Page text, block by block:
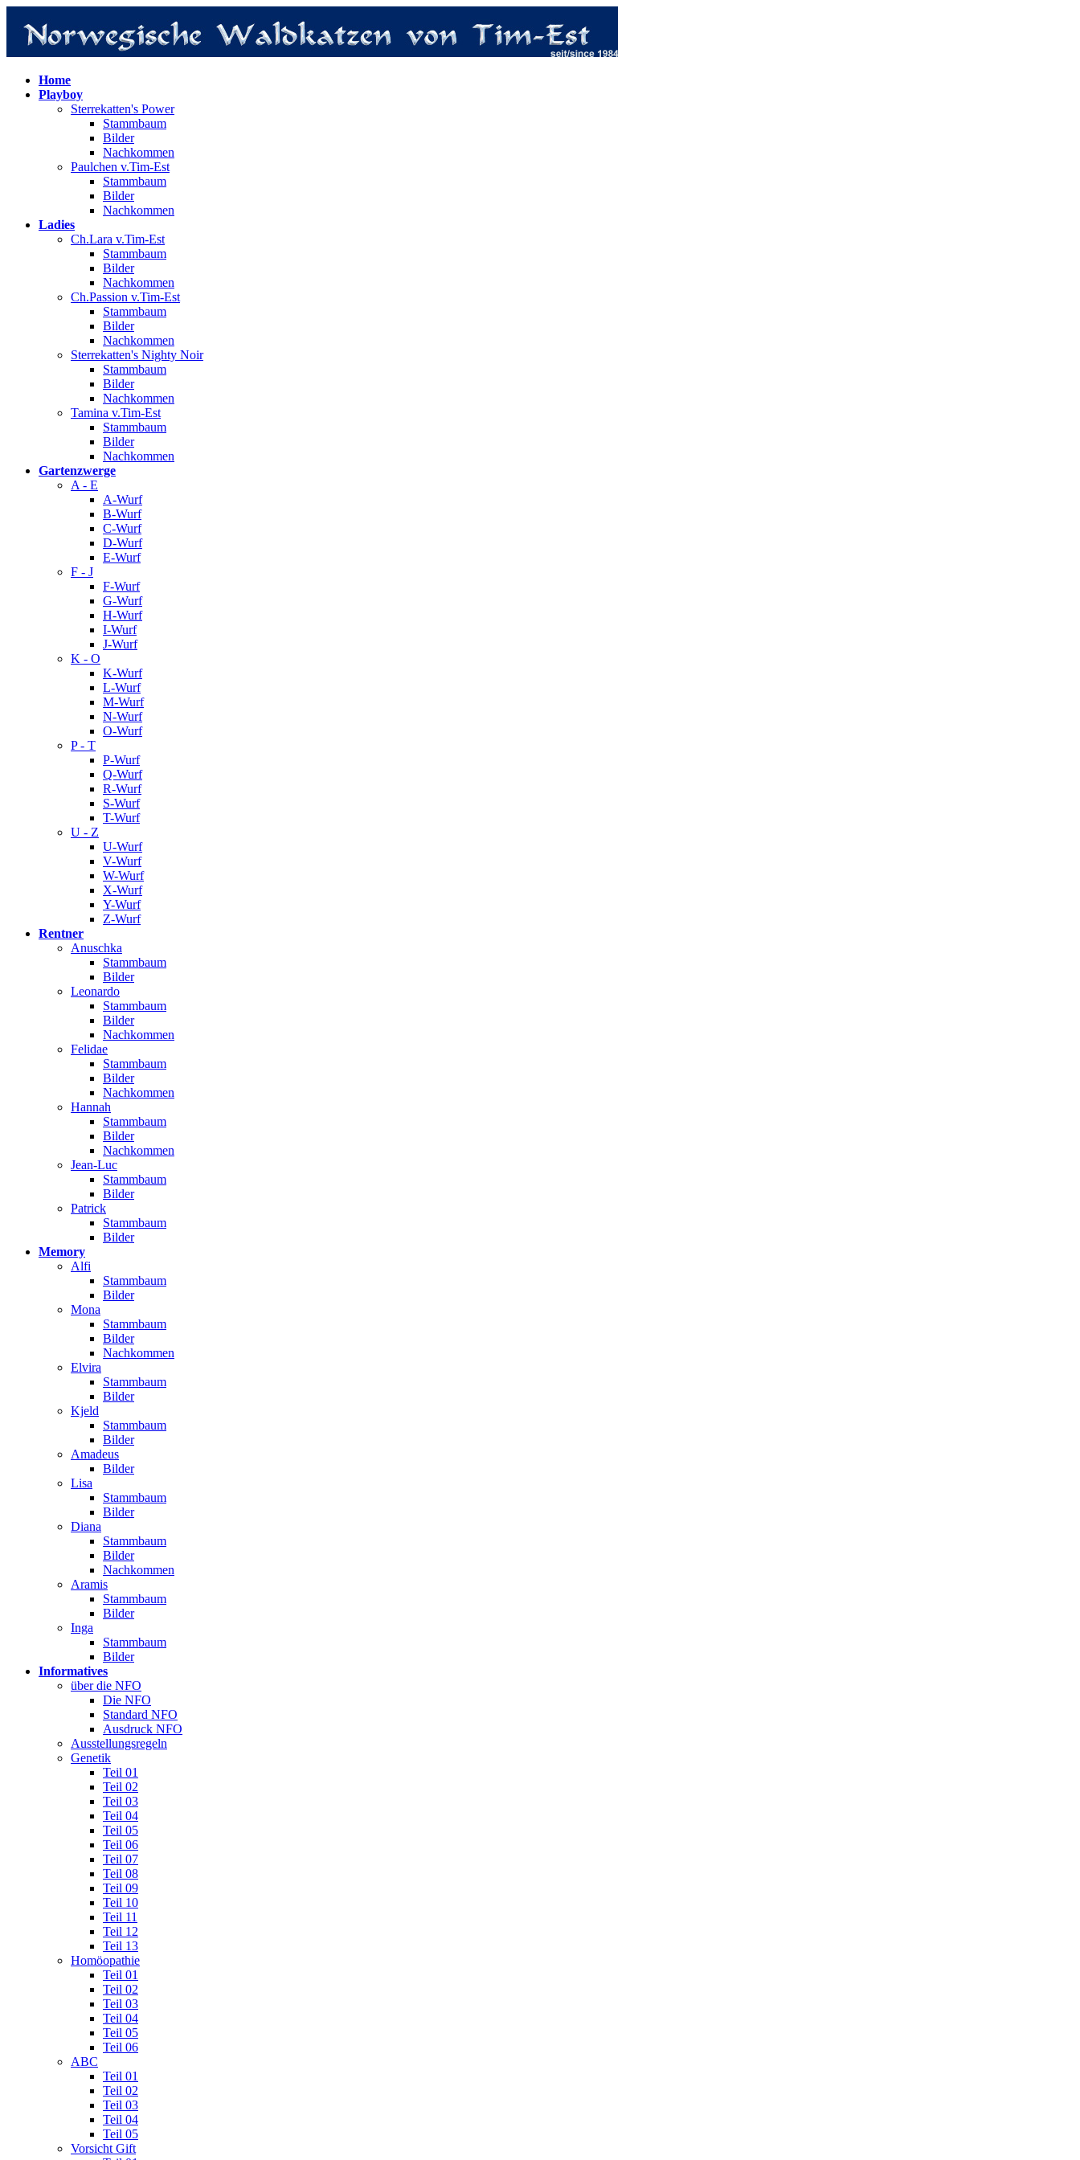
Home
Playboy
Sterrekatten's Power
Stammbaum
Bilder
Nachkommen
Paulchen v.Tim-Est
Stammbaum
Bilder
Nachkommen
Ladies
Ch.Lara v.Tim-Est
Stammbaum
Bilder
Nachkommen
Ch.Passion v.Tim-Est
Stammbaum
Bilder
Nachkommen
Sterrekatten's Nighty Noir
Stammbaum
Bilder
Nachkommen
Tamina v.Tim-Est
Stammbaum
Bilder
Nachkommen
Gartenzwerge
A - E
A-Wurf
B-Wurf
C-Wurf
D-Wurf
E-Wurf
F - J
F-Wurf
G-Wurf
H-Wurf
I-Wurf
J-Wurf
K - O
K-Wurf
L-Wurf
M-Wurf
N-Wurf
O-Wurf
P - T
P-Wurf
Q-Wurf
R-Wurf
S-Wurf
T-Wurf
U - Z
U-Wurf
V-Wurf
W-Wurf
X-Wurf
Y-Wurf
Z-Wurf
Rentner
Anuschka
Stammbaum
Bilder
Leonardo
Stammbaum
Bilder
Nachkommen
Felidae
Stammbaum
Bilder
Nachkommen
Hannah
Stammbaum
Bilder
Nachkommen
Jean-Luc
Stammbaum
Bilder
Patrick
Stammbaum
Bilder
Memory
Alfi
Stammbaum
Bilder
Mona
Stammbaum
Bilder
Nachkommen
Elvira
Stammbaum
Bilder
Kjeld
Stammbaum
Bilder
Amadeus
Bilder
Lisa
Stammbaum
Bilder
Diana
Stammbaum
Bilder
Nachkommen
Aramis
Stammbaum
Bilder
Inga
Stammbaum
Bilder
Informatives
über die NFO
Die NFO
Standard NFO
Ausdruck NFO
Ausstellungsregeln
Genetik
Teil 01
Teil 02
Teil 03
Teil 04
Teil 05
Teil 06
Teil 07
Teil 08
Teil 09
Teil 10
Teil 11
Teil 12
Teil 13
Homöopathie
Teil 01
Teil 02
Teil 03
Teil 04
Teil 05
Teil 06
ABC
Teil 01
Teil 02
Teil 03
Teil 04
Teil 05
Vorsicht Gift